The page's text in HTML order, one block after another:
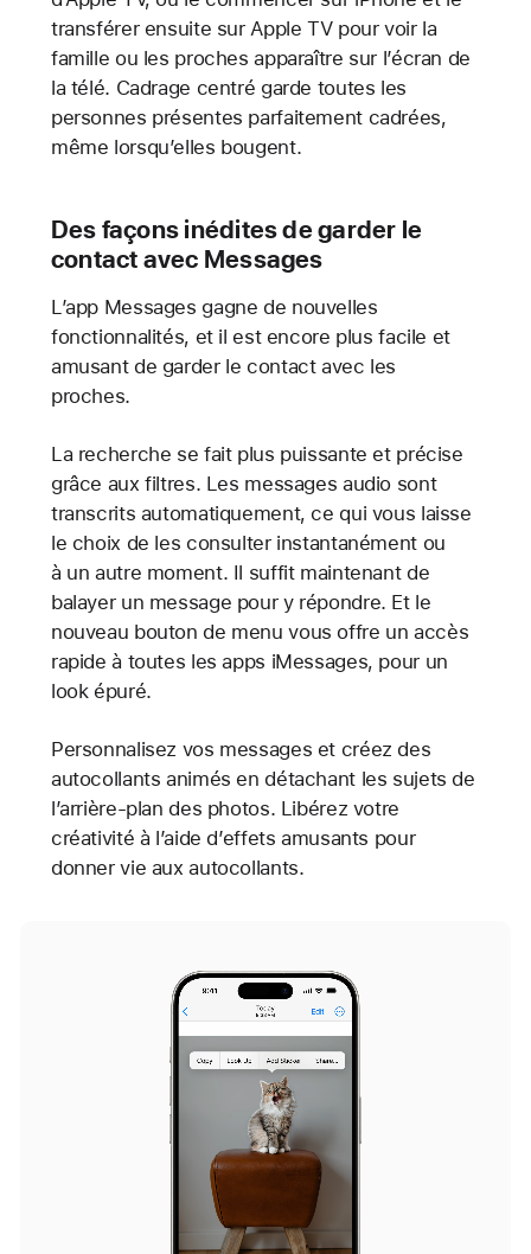
transférer ensuite sur Apple TV pour voir la
famille ou les proches apparaître sur l’écran de
la télé. Cadrage centré garde toutes les
personnes présentes parfaitement cadrées,
même lorsqu’elles bougent.
Des façons inédites de garder le
contact avec Messages
L’app Messages gagne de nouvelles
fonctionnalités, et il est encore plus facile et
amusant de garder le contact avec les
proches.
La recherche se fait plus puissante et précise
grâce aux filtres. Les messages audio sont
transcrits automatiquement, ce qui vous laisse
le choix de les consulter instantanément ou
à un autre moment. Il suffit maintenant de
balayer un message pour y répondre. Et le
nouveau bouton de menu vous offre un accès
rapide à toutes les apps iMessages, pour un
look épuré.
Personnalisez vos messages et créez des
autocollants animés en détachant les sujets de
l’arrière-plan des photos. Libérez votre
créativité à l’aide d’effets amusants pour
donner vie aux autocollants.